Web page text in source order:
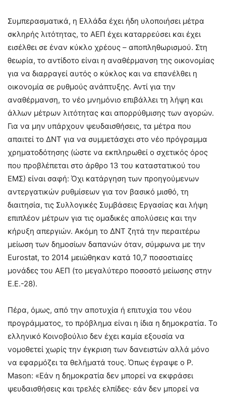
Συμπερασματικά, η Ελλάδα έχει ήδη υλοποιήσει μέτρα
σκληρής λιτότητας, το ΑΕΠ έχει καταρρεύσει και έχει
εισέλθει σε έναν κύκλο χρέους – αποπληθωρισμού. Στη
θεωρία, το αντίδοτο είναι η αναθέρμανση της οικονομίας
για να διαρραγεί αυτός ο κύκλος και να επανέλθει η
οικονομία σε ρυθμούς ανάπτυξης. Αντί για την
αναθέρμανση, το νέο μνημόνιο επιβάλλει τη λήψη και
άλλων μέτρων λιτότητας και απορρύθμισης των αγορών.
Για να μην υπάρχουν ψευδαισθήσεις, τα μέτρα που
απαιτεί το ΔΝΤ για να συμμετάσχει στο νέο πρόγραμμα
χρηματοδότησης (ώστε να εκπληρωθεί ο σχετικός όρος
που προβλέπεται στο άρθρο 13 του καταστατικού του
ΕΜΣ) είναι σαφή: Όχι κατάργηση των προηγούμενων
αντεργατικών ρυθμίσεων για τον βασικό μισθό, τη
διαιτησία, τις Συλλογικές Συμβάσεις Εργασίας και λήψη
επιπλέον μέτρων για τις ομαδικές απολύσεις και την
κήρυξη απεργιών. Ακόμη το ΔΝΤ ζητά την περαιτέρω
μείωση των δημοσίων δαπανών όταν, σύμφωνα με την
Eurostat, το 2014 μειώθηκαν κατά 10,7 ποσοστιαίες
μονάδες του ΑΕΠ (το μεγαλύτερο ποσοστό μείωσης στην
Ε.Ε.-28).
Πέρα, όμως, από την αποτυχία ή επιτυχία του νέου
προγράμματος, το πρόβλημα είναι η ίδια η δημοκρατία. Το
ελληνικό Κοινοβούλιο δεν έχει καμία εξουσία να
νομοθετεί χωρίς την έγκριση των δανειστών αλλά μόνο
να εφαρμόζει τα θελήματά τους. Όπως έγραψε ο P.
Mason: «Εάν η δημοκρατία δεν μπορεί να εκφράσει
ψευδαισθήσεις και τρελές ελπίδες· εάν δεν μπορεί να